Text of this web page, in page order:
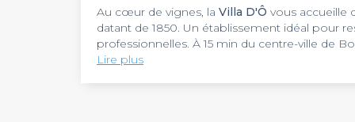
Au cœur de vignes, la Villa D'Ô vous accueille
datant de 1850. Un établissement idéal pour
professionnelles. À 15 min du centre-ville de
la campagne viticole, la demeure procure
Lire plus